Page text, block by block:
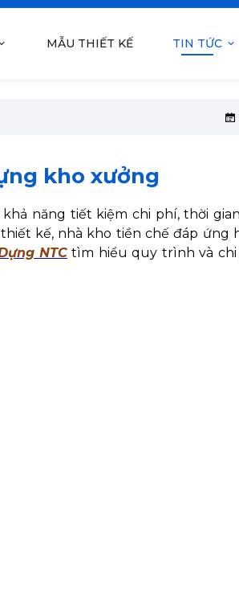
MẪU THIẾT KẾ TIN TỨC
kho xưởng
năng tiết kiệm chi phí, thời
kế, nhà kho tiền chế đáp ứng
NTC tìm hiểu quy trình và